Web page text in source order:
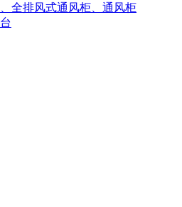
全排风式通风柜、通风柜